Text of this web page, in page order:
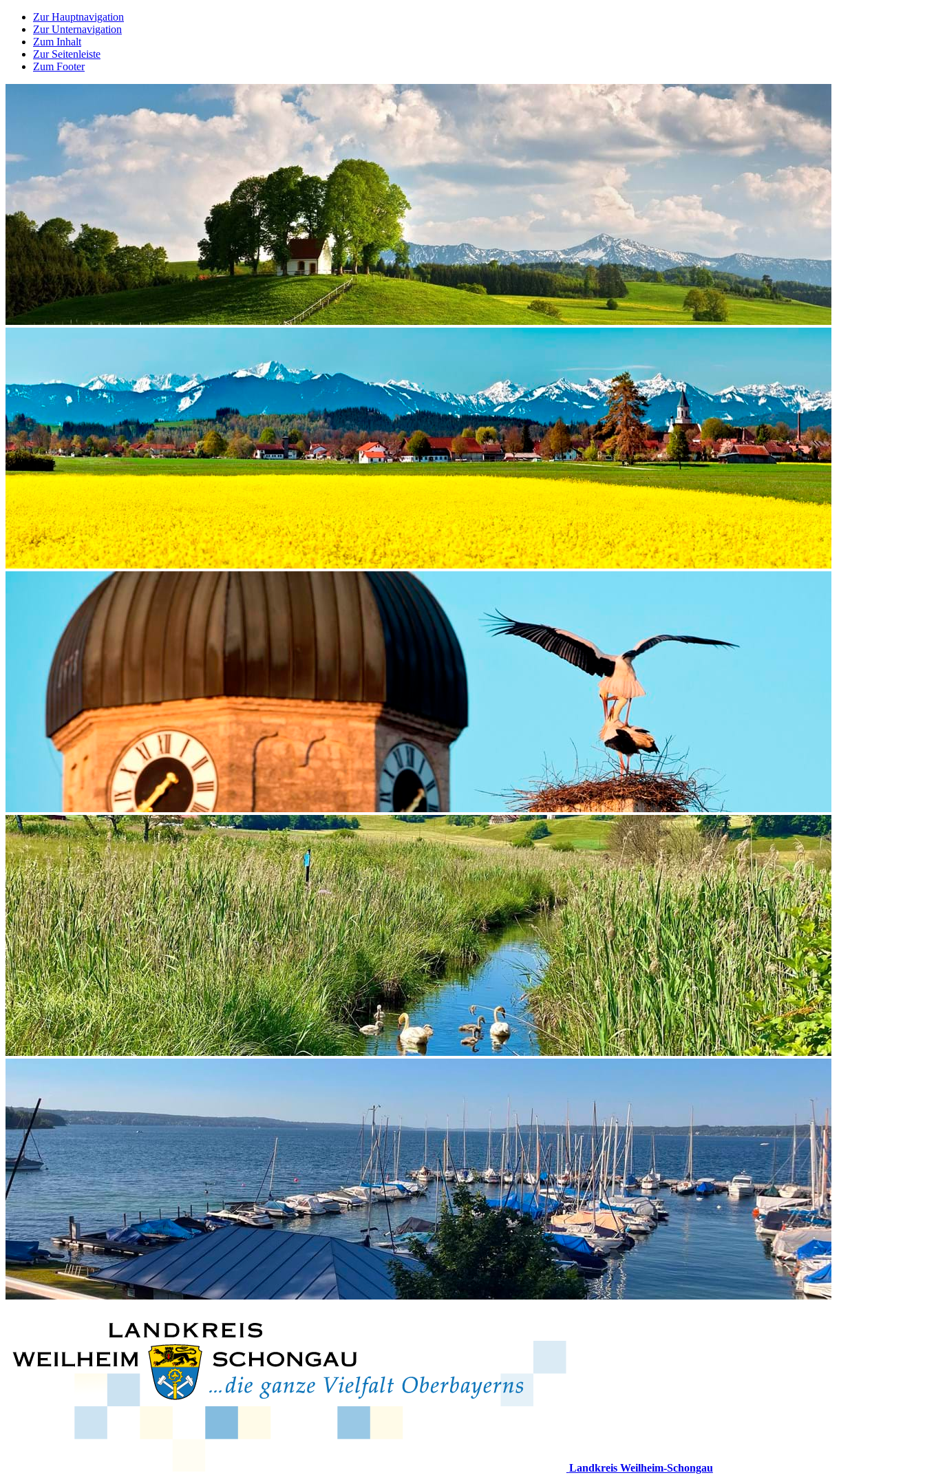
Zur Hauptnavigation
Zur Unternavigation
Zum Inhalt
Zur Seitenleiste
Zum Footer
Landkreis Weilheim-Schongau